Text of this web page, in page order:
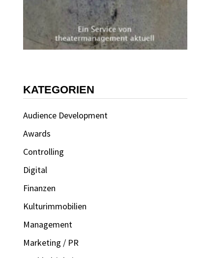
KATEGORIEN
Audience Development
Awards
Controlling
Digital
Finanzen
Kulturimmobilien
Management
Marketing / PR